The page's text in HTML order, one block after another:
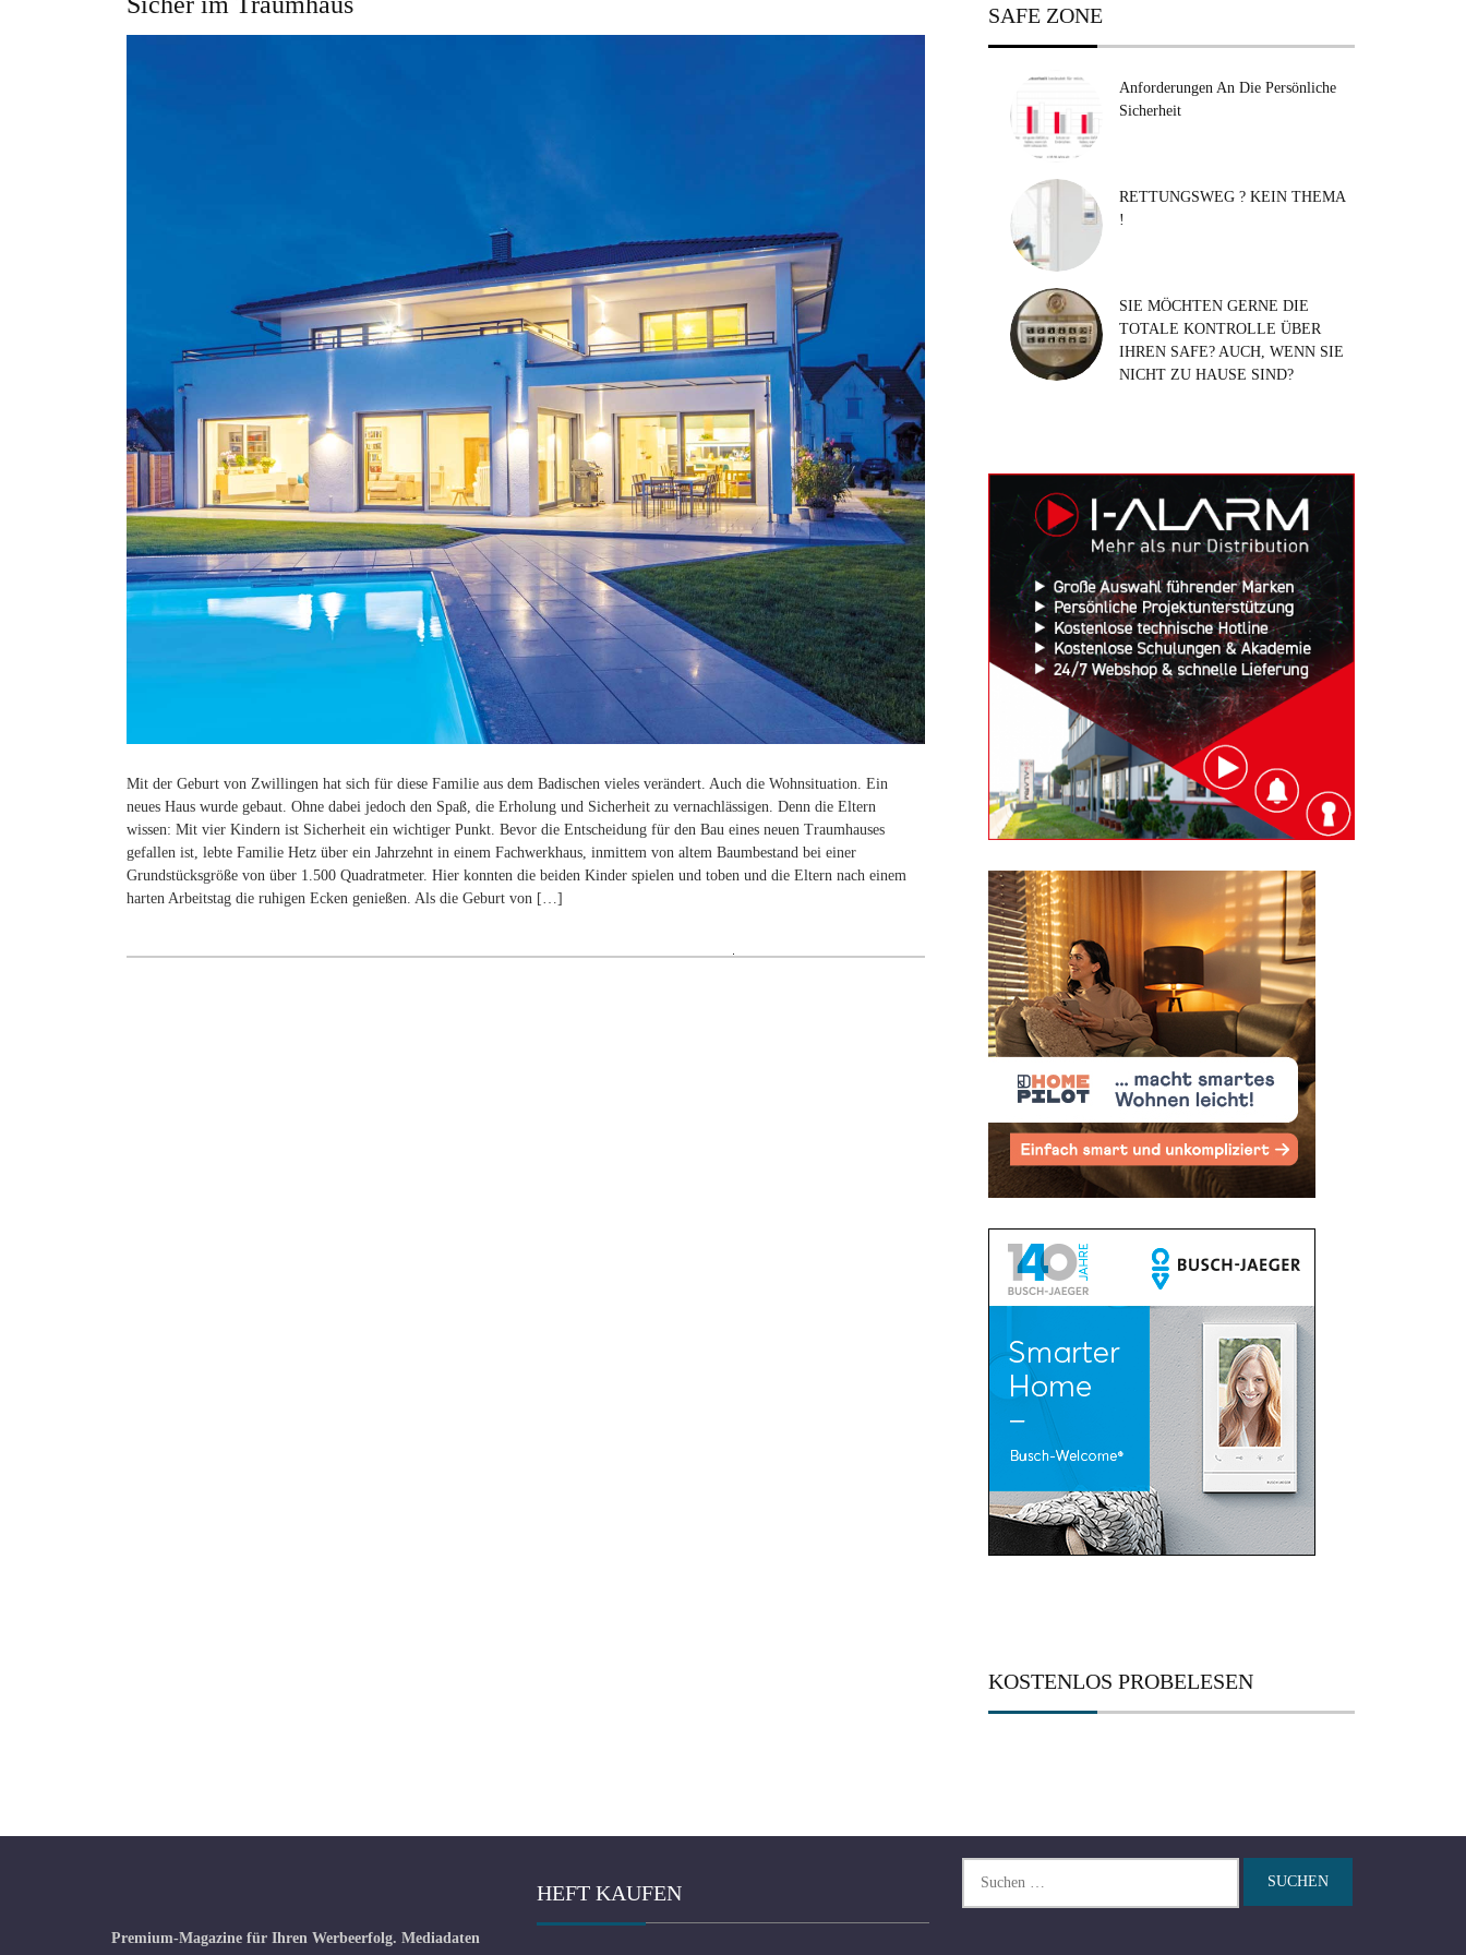
Suchen
Mit der Geburt von Zwillingen hat sich für diese Familie aus dem Badischen vieles verändert. Auch die Wohnsituation. Ein
neues Haus wurde gebaut. Ohne dabei jedoch den Spaß, die Erholung und Sicherheit zu vernachlässigen. Denn die Eltern
wissen: Mit vier Kindern ist Sicherheit ein wichtiger Punkt. Bevor die Entscheidung für den Bau eines neuen Traumhauses
gefallen ist, lebte Familie Hetz über ein Jahrzehnt in einem Fachwerkhaus, inmittem von altem Baumbestand bei einer
Grundstücksgröße von über 1.500 Quadratmeter. Hier konnten die beiden Kinder spielen und toben und die Eltern nach einem
harten Arbeitstag die ruhigen Ecken genießen. Als die Geburt von […]
SAFE ZONE
Anforderungen An Die Persönliche
Sicherheit
RETTUNGSWEG ? KEIN THEMA
!
SIE MÖCHTEN GERNE DIE
TOTALE KONTROLLE ÜBER
IHREN SAFE? AUCH, WENN SIE
NICHT ZU HAUSE SIND?
KOSTENLOS PROBELESEN
Premium-Magazine für Ihren Werbeerfolg. Mediadaten
HEFT KAUFEN
nach: